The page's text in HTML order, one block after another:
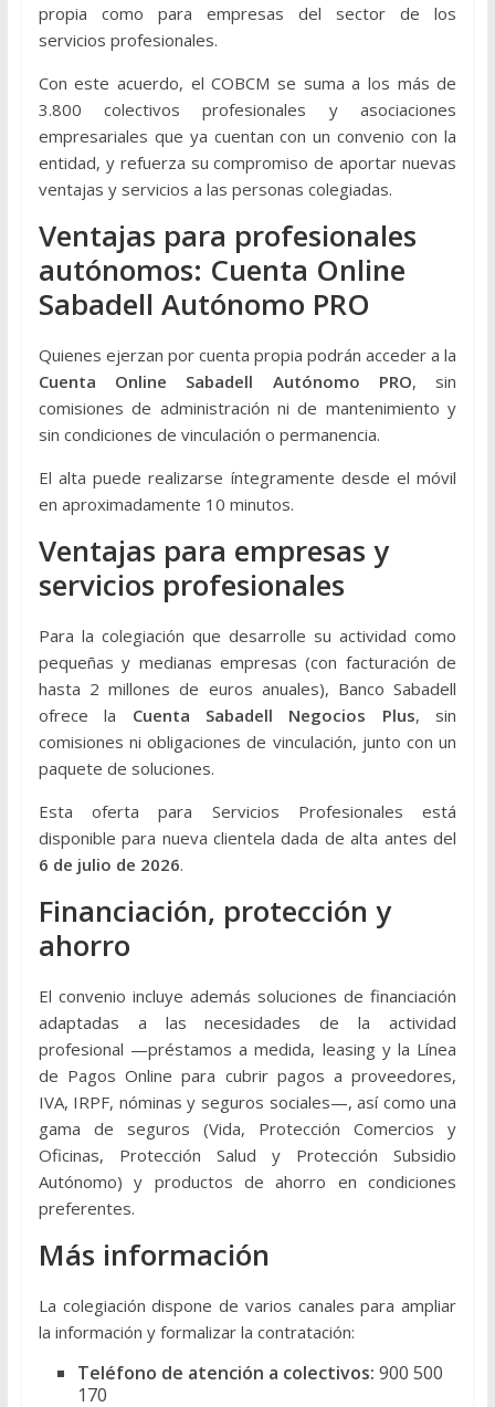
propia como para empresas del sector de los
servicios profesionales.
Con este acuerdo, el COBCM se suma a los más de
3.800 colectivos profesionales y asociaciones
empresariales que ya cuentan con un convenio con la
entidad, y refuerza su compromiso de aportar nuevas
ventajas y servicios a las personas colegiadas.
Ventajas para profesionales
autónomos: Cuenta Online
Sabadell Autónomo PRO
Quienes ejerzan por cuenta propia podrán acceder a la
Cuenta Online Sabadell Autónomo PRO, sin
comisiones de administración ni de mantenimiento y
sin condiciones de vinculación o permanencia.
El alta puede realizarse íntegramente desde el móvil
en aproximadamente 10 minutos.
Ventajas para empresas y
servicios profesionales
Para la colegiación que desarrolle su actividad como
pequeñas y medianas empresas (con facturación de
hasta 2 millones de euros anuales), Banco Sabadell
ofrece la Cuenta Sabadell Negocios Plus, sin
comisiones ni obligaciones de vinculación, junto con un
paquete de soluciones.
Esta oferta para Servicios Profesionales está
disponible para nueva clientela dada de alta antes del
6 de julio de 2026.
Financiación, protección y
ahorro
El convenio incluye además soluciones de financiación
adaptadas a las necesidades de la actividad
profesional —préstamos a medida, leasing y la Línea
de Pagos Online para cubrir pagos a proveedores,
IVA, IRPF, nóminas y seguros sociales—, así como una
gama de seguros (Vida, Protección Comercios y
Oficinas, Protección Salud y Protección Subsidio
Autónomo) y productos de ahorro en condiciones
preferentes.
Más información
La colegiación dispone de varios canales para ampliar
la información y formalizar la contratación:
Teléfono de atención a colectivos: 900 500
170